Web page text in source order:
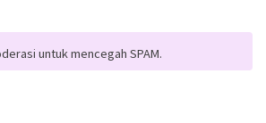
untuk mencegah SPAM.